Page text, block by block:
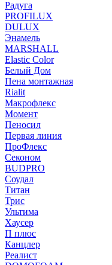
Радуга
PROFILUX
DULUX
Энамель
MARSHALL
Elastic Color
Белый Дом
Пена монтажная
Rialit
Макрофлекс
Момент
Пеносил
Первая линия
ПроФлекс
Секоном
BUDPRO
Соудал
Титан
Трис
Ультима
Хаусер
П плюс
Канцлер
Реалист